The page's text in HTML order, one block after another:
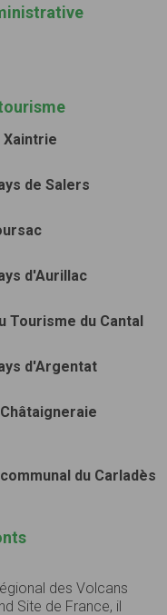
Xaintrie
de Salers
d'Aurillac
Tourisme du Cantal
d'Argentat
du Carladès
des Volcans
Site de France, il